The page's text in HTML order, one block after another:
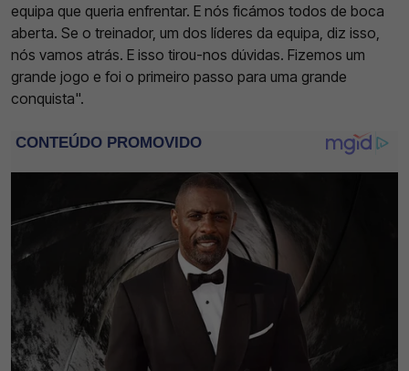
equipa que queria enfrentar. E nós ficámos todos de boca
aberta. Se o treinador, um dos líderes da equipa, diz isso,
nós vamos atrás. E isso tirou-nos dúvidas. Fizemos um
grande jogo e foi o primeiro passo para uma grande
conquista".